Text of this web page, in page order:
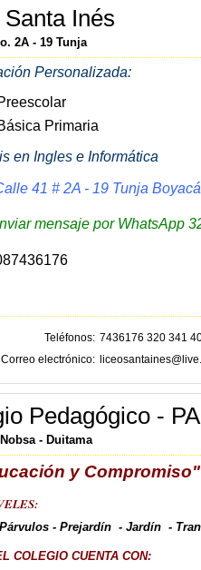
Inés
2A - 19 Tunja
Personalizada:
Primaria
en Ingles e Informática
41 # 2A - 19 Tunja Boyacá
mensaje por WhatsApp
Teléfonos 7436176 320 341
Correo electrónico
Pedagógico -
- Duitama
y Compromiso"
Párvulos - Prejardín - Jardín -
CUENTA CON: